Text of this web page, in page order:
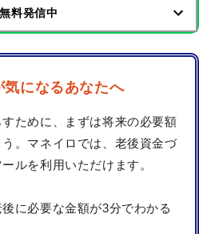
料発信中
気になるあなたへ
ために、まずは将来の必要額
。マネイロでは、老後資金づ
ルを利用いただけます。
後に必要な金額が3分でわかる